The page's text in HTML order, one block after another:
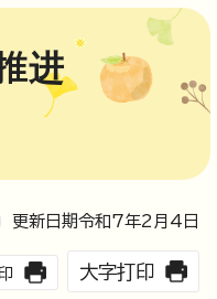
进
更新日期令和7年2月4日
大字打印